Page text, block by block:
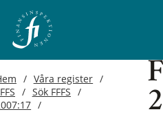
Våra register
Sök FFFS